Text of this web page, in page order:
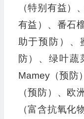
（特别有益）
有益）、番石
助于预防）、
防）、绿叶蔬
Mamey（预防
（预防）、欧
（富含抗氧化